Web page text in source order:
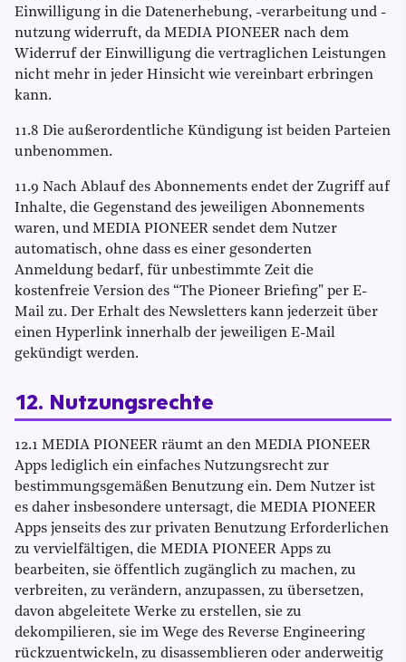
Einwilligung in die Datenerhebung, -verarbeitung und -
nutzung widerruft, da MEDIA PIONEER nach dem
Widerruf der Einwilligung die vertraglichen Leistungen
nicht mehr in jeder Hinsicht wie vereinbart erbringen
kann.
11.8 Die außerordentliche Kündigung ist beiden Parteien
unbenommen.
11.9 Nach Ablauf des Abonnements endet der Zugriff auf
Inhalte, die Gegenstand des jeweiligen Abonnements
waren, und MEDIA PIONEER sendet dem Nutzer
automatisch, ohne dass es einer gesonderten
Anmeldung bedarf, für unbestimmte Zeit die
kostenfreie Version des “The Pioneer Briefing" per E-
Mail zu. Der Erhalt des Newsletters kann jederzeit über
einen Hyperlink innerhalb der jeweiligen E-Mail
gekündigt werden.
12. Nutzungsrechte
12.1 MEDIA PIONEER räumt an den MEDIA PIONEER
Apps lediglich ein einfaches Nutzungsrecht zur
bestimmungsgemäßen Benutzung ein. Dem Nutzer ist
es daher insbesondere untersagt, die MEDIA PIONEER
Apps jenseits des zur privaten Benutzung Erforderlichen
zu vervielfältigen, die MEDIA PIONEER Apps zu
bearbeiten, sie öffentlich zugänglich zu machen, zu
verbreiten, zu verändern, anzupassen, zu übersetzen,
davon abgeleitete Werke zu erstellen, sie zu
dekompilieren, sie im Wege des Reverse Engineering
rückzuentwickeln, zu disassemblieren oder anderweitig